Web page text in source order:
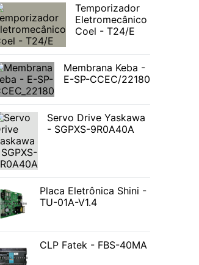
Temporizador
Eletromecânico
Coel - T24/E
Membrana Keba -
E-SP-CCEC/22180
Servo Drive Yaskawa
- SGPXS-9R0A40A
Placa Eletrônica Shini -
TU-01A-V1.4
CLP Fatek - FBS-40MA